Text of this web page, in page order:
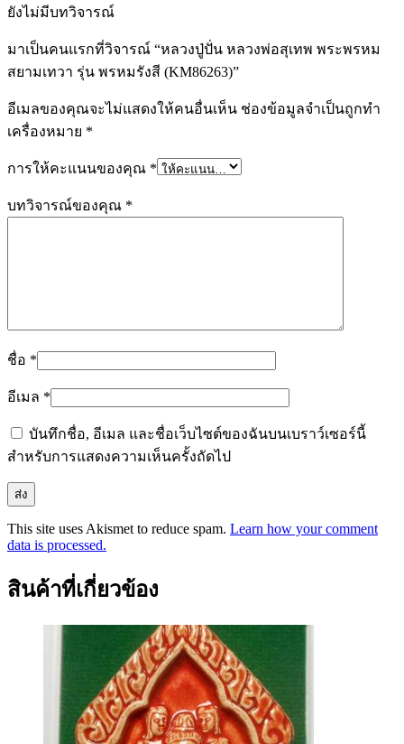
ยังไม่มีบทวิจารณ์
มาเป็นคนแรกที่วิจารณ์ “หลวงปู่ปั่น หลวงพ่อสุเทพ พระพรหม
สยามเทวา รุ่น พรหมรังสี (KM86263)”
อีเมลของคุณจะไม่แสดงให้คนอื่นเห็น ช่องข้อมูลจำเป็นถูกทำ
เครื่องหมาย *
การให้คะแนนของคุณ *
บทวิจารณ์ของคุณ *
ชื่อ *
อีเมล *
บันทึกชื่อ, อีเมล และชื่อเว็บไซต์ของฉันบนเบราว์เซอร์นี้
สำหรับการแสดงความเห็นครั้งถัดไป
This site uses Akismet to reduce spam. Learn how your comment
data is processed.
สินค้าที่เกี่ยวข้อง